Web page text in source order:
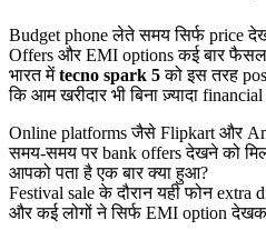
Budget phone लेते समय सिर्फ price
Offers और EMI options कई बार
भारत मेंtecno spark 5को इस तरह
कि आम खरीदार भी बिना ज़्यादा
Online platforms जैसे Flipkart और
समय-समय पर bank offers देखने को
आपको पता है एक बार क्या हुआ?
Festival sale के दौरान यही फोन extra
और कई लोगों ने सिर्फ EMI option